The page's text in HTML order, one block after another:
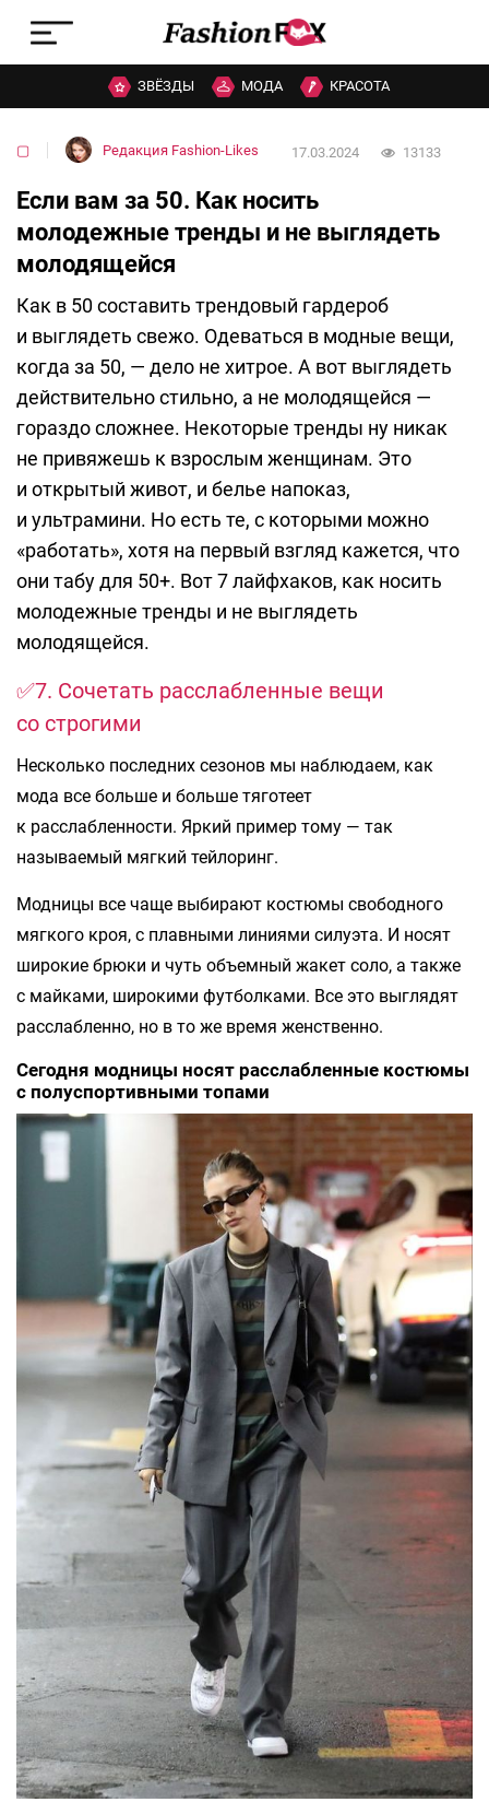
ЗВЁЗДЫ МОДА КРАСОТА
▢ Редакция Fashion-Likes 17.03.2024 13133
Если вам за 50. Как носить
молодежные тренды и не выглядеть
молодящейся
Как в 50 составить трендовый гардероб
и выглядеть свежо. Одеваться в модные вещи,
когда за 50, — дело не хитрое. А вот выглядеть
действительно стильно, а не молодящейся —
гораздо сложнее. Некоторые тренды ну никак
не привяжешь к взрослым женщинам. Это
и открытый живот, и белье напоказ,
и ультрамини. Но есть те, с которыми можно
«работать», хотя на первый взгляд кажется, что
они табу для 50+. Вот 7 лайфхаков, как носить
молодежные тренды и не выглядеть
молодящейся.
✅7. Сочетать расслабленные вещи
со строгими
Несколько последних сезонов мы наблюдаем, как
мода все больше и больше тяготеет
к расслабленности. Яркий пример тому — так
называемый мягкий тейлоринг.
Модницы все чаще выбирают костюмы свободного
мягкого кроя, с плавными линиями силуэта. И носят
широкие брюки и чуть объемный жакет соло, а также
с майками, широкими футболками. Все это выглядят
расслабленно, но в то же время женственно.
Сегодня модницы носят расслабленные костюмы
с полуспортивными топами